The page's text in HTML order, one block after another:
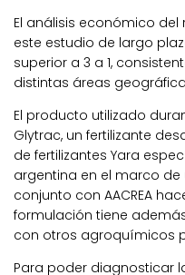
El análisis económico
este estudio de largo
superior a 3 a 1,
distintas áreas
El producto utilizado
Glytrac, un fertilizante
de fertilizantes Yara
argentina en el marco
conjunto con AACREA
formulación tiene
con otros agroquímicos
Para poder diagnosticar